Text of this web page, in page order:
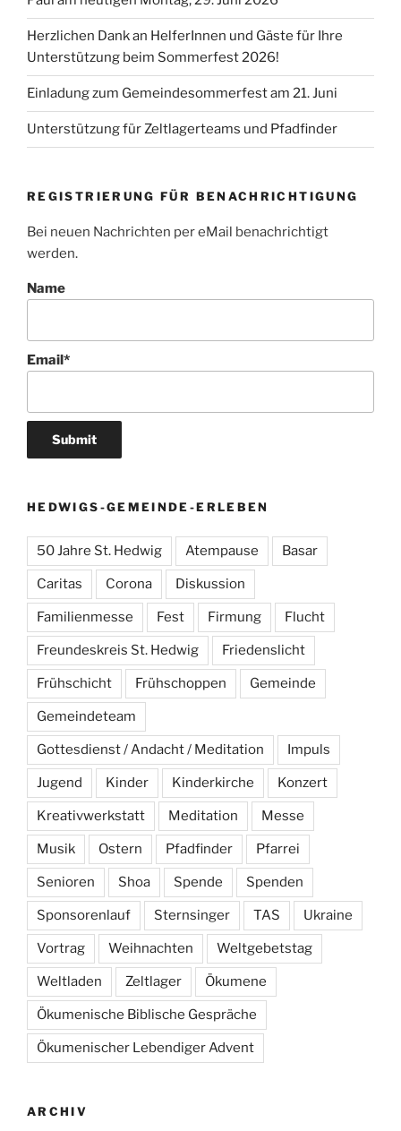
Herzlichen Dank an HelferInnen und Gäste für Ihre
Unterstützung beim Sommerfest 2026!
Einladung zum Gemeindesommerfest am 21. Juni
Unterstützung für Zeltlagerteams und Pfadfinder
REGISTRIERUNG FÜR BENACHRICHTIGUNG
Bei neuen Nachrichten per eMail benachrichtigt
werden.
Name
Email*
HEDWIGS-GEMEINDE-ERLEBEN
50 Jahre St. Hedwig Atempause Basar
Caritas Corona Diskussion
Familienmesse Fest Firmung Flucht
Freundeskreis St. Hedwig Friedenslicht
Frühschicht Frühschoppen Gemeinde
Gemeindeteam
Gottesdienst / Andacht / Meditation Impuls
Jugend Kinder Kinderkirche Konzert
Kreativwerkstatt Meditation Messe
Musik Ostern Pfadfinder Pfarrei
Senioren Shoa Spende Spenden
Sponsorenlauf Sternsinger TAS Ukraine
Vortrag Weihnachten Weltgebetstag
Weltladen Zeltlager Ökumene
Ökumenische Biblische Gespräche
Ökumenischer Lebendiger Advent
ARCHIV